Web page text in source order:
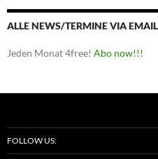
ALLE NEWS/TERMINE VIA
Jeden Monat 4free! Abo now!!!
FOLLOW US: